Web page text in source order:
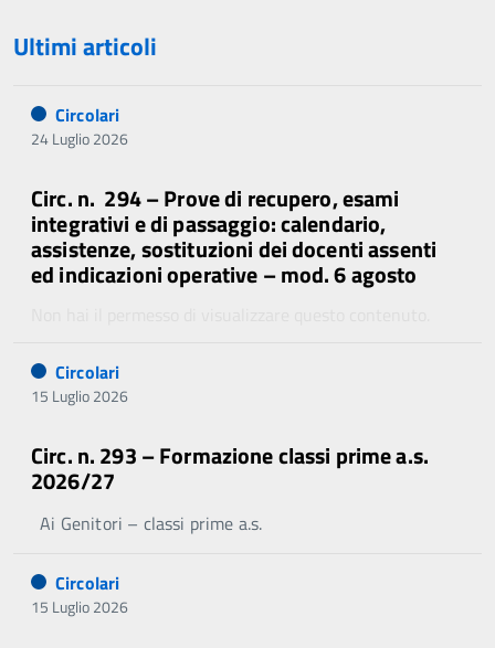
Ultimi articoli
Circolari
24 Luglio 2026
Circ. n. 294 – Prove di recupero, esami
integrativi e di passaggio: calendario,
assistenze, sostituzioni dei docenti assenti
ed indicazioni operative – mod. 6 agosto
Circolari
15 Luglio 2026
Circ. n. 293 – Formazione classi prime a.s.
2026/27
Ai Genitori – classi prime a.s.
Circolari
15 Luglio 2026